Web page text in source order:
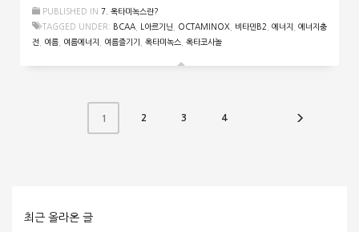
PUBLISHED IN 7. 옥타미녹스란?
TAGGED UNDER: BCAA L아르기닌 OCTAMINOX 비타민B2 에너지
에너지충
전
여름 여름에너지 여름즐기기 옥타미녹스 옥타코사놀
1 2 3 4
최근 올라온 글